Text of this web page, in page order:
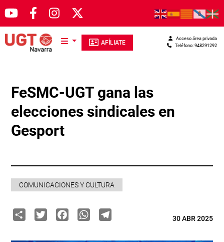
Pasar al contenido principal
AFÍLIATE Teléfono: 948291292
Acceso área privada
FeSMC-UGT gana las
elecciones sindicales en
Gesport
COMUNICACIONES Y CULTURA
ShareTwitterFacebook
WhatsApp
Telegram30 ABR 2025